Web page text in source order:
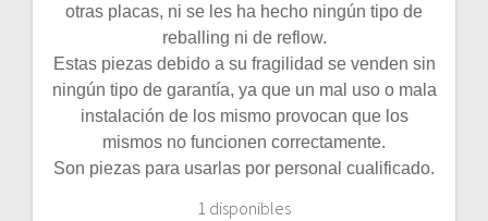
otras placas, ni se les ha hecho ningún tipo de
reballing ni de reflow.
Estas piezas debido a su fragilidad se venden sin
ningún tipo de garantía, ya que un mal uso o mala
instalación de los mismo provocan que los
mismos no funcionen correctamente.
Son piezas para usarlas por personal cualificado.
1 disponibles